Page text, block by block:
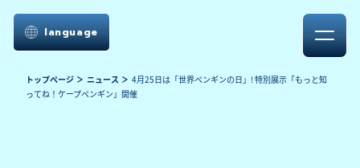
language
トップページ ニュース
4月25日は「世界ペンギンの日」! 特別展示「もっと知
ってね！ケープペンギン」開催